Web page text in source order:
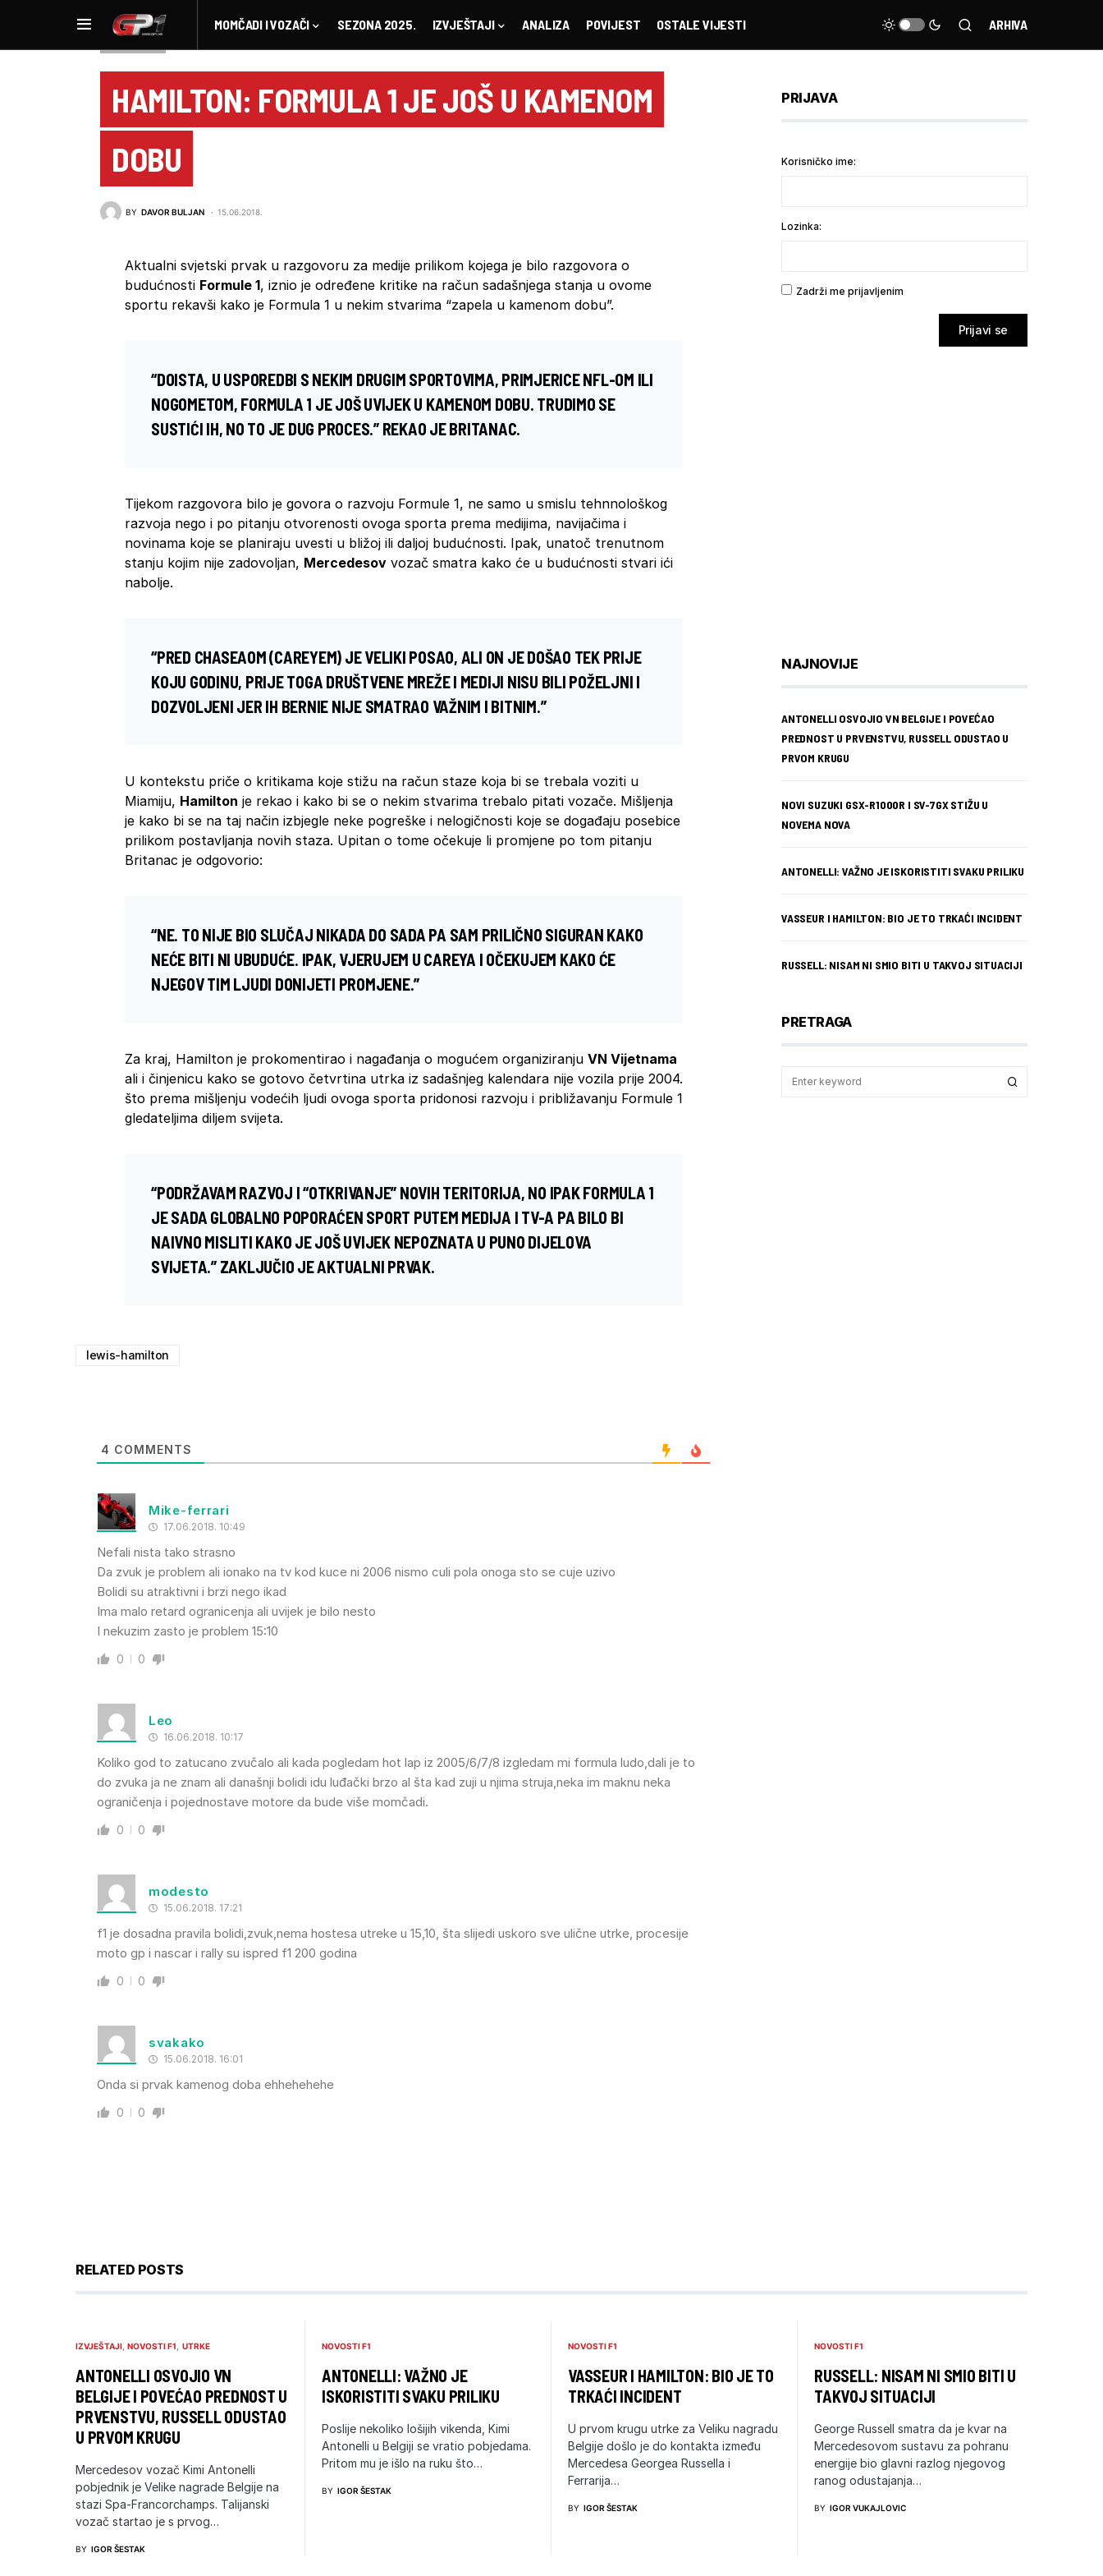
MOMČADI I VOZAČI SEZONA 2025. IZVJEŠTAJI ANALIZA POVIJEST OSTALE VIJESTI ARHIVA
HAMILTON: FORMULA 1 JE JOŠ U KAMENOM
DOBU
BY DAVOR BULJAN 15.06.2018.
Aktualni svjetski prvak u razgovoru za medije prilikom kojega je bilo razgovora o
budućnosti Formule 1, iznio je određene kritike na račun sadašnjega stanja u ovome
sportu rekavši kako je Formula 1 u nekim stvarima “zapela u kamenom dobu”.
“DOISTA, U USPOREDBI S NEKIM DRUGIM SPORTOVIMA, PRIMJERICE NFL-OM ILI
NOGOMETOM, FORMULA 1 JE JOŠ UVIJEK U KAMENOM DOBU. TRUDIMO SE
SUSTIĆI IH, NO TO JE DUG PROCES.” REKAO JE BRITANAC.
Tijekom razgovora bilo je govora o razvoju Formule 1, ne samo u smislu tehnnološkog
razvoja nego i po pitanju otvorenosti ovoga sporta prema medijima, navijačima i
novinama koje se planiraju uvesti u bližoj ili daljoj budućnosti. Ipak, unatoč trenutnom
stanju kojim nije zadovoljan, Mercedesov vozač smatra kako će u budućnosti stvari ići
nabolje.
“PRED CHASEAOM (CAREYEM) JE VELIKI POSAO, ALI ON JE DOŠAO TEK PRIJE
KOJU GODINU, PRIJE TOGA DRUŠTVENE MREŽE I MEDIJI NISU BILI POŽELJNI I
DOZVOLJENI JER IH BERNIE NIJE SMATRAO VAŽNIM I BITNIM.”
U kontekstu priče o kritikama koje stižu na račun staze koja bi se trebala voziti u
Miamiju, Hamilton je rekao i kako bi se o nekim stvarima trebalo pitati vozače. Mišljenja
je kako bi se na taj način izbjegle neke pogreške i nelogičnosti koje se događaju posebice
prilikom postavljanja novih staza. Upitan o tome očekuje li promjene po tom pitanju
Britanac je odgovorio:
“NE. TO NIJE BIO SLUČAJ NIKADA DO SADA PA SAM PRILIČNO SIGURAN KAKO
NEĆE BITI NI UBUDUĆE. IPAK, VJERUJEM U CAREYA I OČEKUJEM KAKO ĆE
NJEGOV TIM LJUDI DONIJETI PROMJENE.”
Za kraj, Hamilton je prokomentirao i nagađanja o mogućem organiziranju VN Vijetnama
ali i činjenicu kako se gotovo četvrtina utrka iz sadašnjeg kalendara nije vozila prije 2004.
što prema mišljenju vodećih ljudi ovoga sporta pridonosi razvoju i približavanju Formule 1
gledateljima diljem svijeta.
“PODRŽAVAM RAZVOJ I “OTKRIVANJE” NOVIH TERITORIJA, NO IPAK FORMULA 1
JE SADA GLOBALNO POPORAĆEN SPORT PUTEM MEDIJA I TV-A PA BILO BI
NAIVNO MISLITI KAKO JE JOŠ UVIJEK NEPOZNATA U PUNO DIJELOVA
SVIJETA.” ZAKLJUČIO JE AKTUALNI PRVAK.
lewis-hamilton
4 COMMENTS
Mike-ferrari
17.06.2018. 10:49
Nefali nista tako strasno
Da zvuk je problem ali ionako na tv kod kuce ni 2006 nismo culi pola onoga sto se cuje uzivo
Bolidi su atraktivni i brzi nego ikad
Ima malo retard ogranicenja ali uvijek je bilo nesto
I nekuzim zasto je problem 15:10
0 0
Leo
16.06.2018. 10:17
Koliko god to zatucano zvučalo ali kada pogledam hot lap iz 2005/6/7/8 izgledam mi formula ludo,dali je to
do zvuka ja ne znam ali današnji bolidi idu luđački brzo al šta kad zuji u njima struja,neka im maknu neka
ograničenja i pojednostave motore da bude više momčadi.
0 0
modesto
15.06.2018. 17:21
f1 je dosadna pravila bolidi,zvuk,nema hostesa utreke u 15,10, šta slijedi uskoro sve ulične utrke, procesije
moto gp i nascar i rally su ispred f1 200 godina
0 0
svakako
15.06.2018. 16:01
Onda si prvak kamenog doba ehhehehehe
0 0
PRIJAVA
Korisničko ime:
Lozinka:
Zadrži me prijavljenim
Prijavi se
NAJNOVIJE
ANTONELLI OSVOJIO VN BELGIJE I POVEĆAO
PREDNOST U PRVENSTVU, RUSSELL ODUSTAO U
PRVOM KRUGU
NOVI SUZUKI GSX-R1000R I SV-7GX STIŽU U
NOVEMA NOVA
ANTONELLI: VAŽNO JE ISKORISTITI SVAKU PRILIKU
VASSEUR I HAMILTON: BIO JE TO TRKAĆI INCIDENT
RUSSELL: NISAM NI SMIO BITI U TAKVOJ SITUACIJI
PRETRAGA
RELATED POSTS
IZVJEŠTAJI NOVOSTI F1 UTRKE
ANTONELLI OSVOJIO VN
BELGIJE I POVEĆAO PREDNOST U
PRVENSTVU, RUSSELL ODUSTAO
U PRVOM KRUGU
Mercedesov vozač Kimi Antonelli
pobjednik je Velike nagrade Belgije na
stazi Spa-Francorchamps. Talijanski
vozač startao je s prvog…
BY IGOR ŠESTAK
NOVOSTI F1
ANTONELLI: VAŽNO JE
ISKORISTITI SVAKU PRILIKU
Poslije nekoliko lošijih vikenda, Kimi
Antonelli u Belgiji se vratio pobjedama.
Pritom mu je išlo na ruku što…
BY IGOR ŠESTAK
NOVOSTI F1
VASSEUR I HAMILTON: BIO JE TO
TRKAĆI INCIDENT
U prvom krugu utrke za Veliku nagradu
Belgije došlo je do kontakta između
Mercedesa Georgea Russella i
Ferrarija…
BY IGOR ŠESTAK
NOVOSTI F1
RUSSELL: NISAM NI SMIO BITI U
TAKVOJ SITUACIJI
George Russell smatra da je kvar na
Mercedesovom sustavu za pohranu
energije bio glavni razlog njegovog
ranog odustajanja…
BY IGOR VUKAJLOVIC